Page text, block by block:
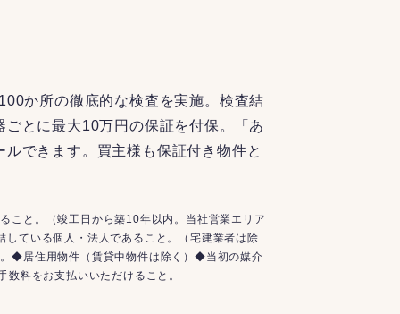
か所の徹底的な検査を実施。検査結
とに最大10万円の保証を付保。「あ
できます。買主様も保証付き物件と
こと。（竣工日から築10年以内。当社営業エリア
ている個人・法人であること。（宅建業者は除
◆居住用物件（賃貸中物件は除く）◆当初の媒介
料をお支払いいただけること。